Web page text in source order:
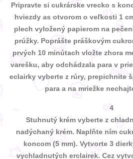
Pripravte si cukrárske vrecko s
hviezdy as otvorom o veľkosti 1
plech vyložený papierom na
prúžky. Poprášte práškovým
prvých 10 minútach vložte zhora
varešku, aby odchádzala para v
eclairky vyberte z rúry, prepichnite
para a na mriežke
4
Stuhnutý krém vyberte z
nadýchaný krém. Naplňte ním
koncom (5 mm). Vytvorte 3
vychladnutých erclairek. Cez